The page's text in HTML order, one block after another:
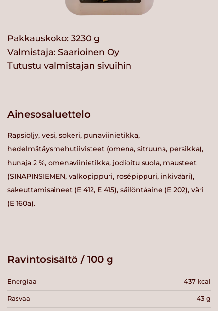
Pakkauskoko: 3230 g
Valmistaja: Saarioinen Oy
Tutustu valmistajan sivuihin
Ainesosaluettelo
Rapsiöljy, vesi, sokeri, punaviinietikka,
hedelmätäysmehutiivisteet (omena, sitruuna, persikka),
hunaja 2 %, omenaviinietikka, jodioitu suola, mausteet
(SINAPINSIEMEN, valkopippuri, rosépippuri, inkivääri),
sakeuttamisaineet (E 412, E 415), säilöntäaine (E 202), väri
(E 160a).
Ravintosisältö / 100 g
Energiaa 437 kcal
Rasvaa 43 g